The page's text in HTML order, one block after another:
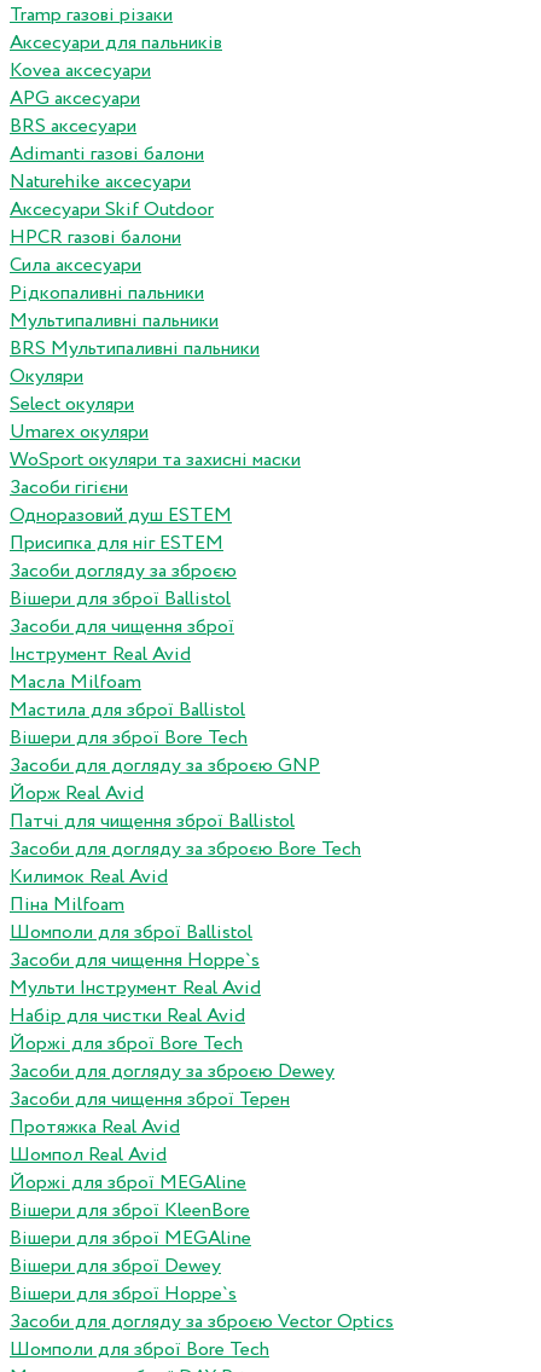
Tramp газові різаки
Аксесуари для пальників
Kovea аксесуари
APG аксесуари
BRS аксесуари
Adimanti газові балони
Naturehike аксесуари
Аксесуари Skif Outdoor
HPCR газові балони
Сила аксесуари
Рідкопаливні пальники
Мультипаливні пальники
BRS Мультипаливні пальники
Окуляри
Select окуляри
Umarex окуляри
WoSport окуляри та захисні маски
Засоби гігієни
Одноразовий душ ESTEM
Присипка для ніг ESTEM
Засоби догляду за зброєю
Вішери для зброї Ballistol
Засоби для чищення зброї
Інструмент Real Avid
Масла Milfoam
Мастила для зброї Ballistol
Вішери для зброї Bore Tech
Засоби для догляду за зброєю GNP
Йорж Real Avid
Патчі для чищення зброї Ballistol
Засоби для догляду за зброєю Bore Tech
Килимок Real Avid
Піна Milfoam
Шомполи для зброї Ballistol
Засоби для чищення Hoppe`s
Мульти Інструмент Real Avid
Набір для чистки Real Avid
Йоржі для зброї Bore Tech
Засоби для догляду за зброєю Dewey
Засоби для чищення зброї Терен
Протяжка Real Avid
Шомпол Real Avid
Йоржі для зброї MEGAline
Вішери для зброї KleenBore
Вішери для зброї MEGAline
Вішери для зброї Dewey
Вішери для зброї Hoppe`s
Засоби для догляду за зброєю Vector Optics
Шомполи для зброї Bore Tech